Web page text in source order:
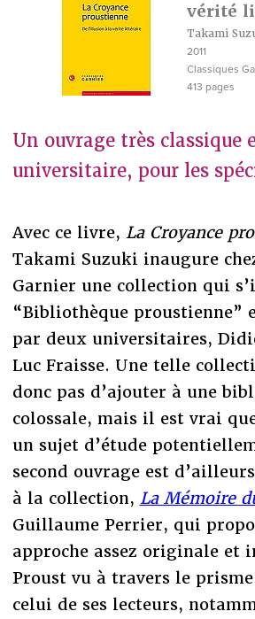
vérité
Takami
2011
Classiques
413 pages
Un ouvrage très classique
universitaire, pour les
Avec ce livre, La Croyance
Takami Suzuki inaugure
Garnier une collection qui
“Bibliothèque proustienne”
par deux universitaires,
Luc Fraisse. Une telle
donc pas d’ajouter à une
colossale, mais il est vrai
un sujet d’étude
second ouvrage est
à la collection, La Mémoire
Guillaume Perrier, qui
approche assez originale et
Proust vu à travers le
celui de ses lecteurs,